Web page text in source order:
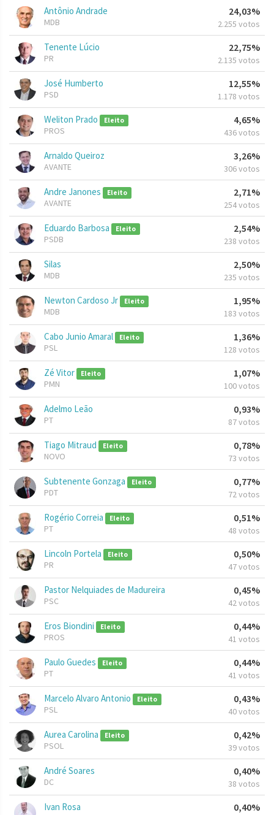
Antônio Andrade
MDB
24,03%
2.255 votos
Tenente Lúcio
PR
22,75%
2.135 votos
José Humberto
PSD
12,55%
1.178 votos
Weliton Prado Eleito
PROS
4,65%
436 votos
Arnaldo Queiroz
AVANTE
3,26%
306 votos
Andre Janones Eleito
AVANTE
2,71%
254 votos
Eduardo Barbosa Eleito
PSDB
2,54%
238 votos
Silas
MDB
2,50%
235 votos
Newton Cardoso Jr Eleito
MDB
1,95%
183 votos
Cabo Junio Amaral Eleito
PSL
1,36%
128 votos
Zé Vitor Eleito
PMN
1,07%
100 votos
Adelmo Leão
PT
0,93%
87 votos
Tiago Mitraud Eleito
NOVO
0,78%
73 votos
Subtenente Gonzaga Eleito
PDT
0,77%
72 votos
Rogério Correia Eleito
PT
0,51%
48 votos
Lincoln Portela Eleito
PR
0,50%
47 votos
Pastor Nelquiades de Madureira
PSC
0,45%
42 votos
Eros Biondini Eleito
PROS
0,44%
41 votos
Paulo Guedes Eleito
PT
0,44%
41 votos
Marcelo Alvaro Antonio Eleito
PSL
0,43%
40 votos
Aurea Carolina Eleito
PSOL
0,42%
39 votos
André Soares
DC
0,40%
38 votos
Ivan Rosa 0,40%